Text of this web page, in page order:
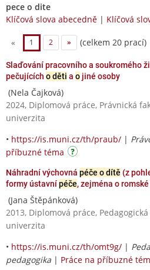
pece o dite
Klíčová slova abecedně | Klíčová
« 1 2 » (celkem 20 prací)
Slaďování pracovního a soukromého
pečujících o děti a o jiné osoby
(Nela Čajková)
2024, Diplomová práce, Právnická
univerzita
• https://is.muni.cz/th/praub/ |
příbuzné téma
Náhradní výchovná péče o dítě (z
formy ústavnípéče, zejména o
(Jana Štěpánková)
2013, Diplomová práce,
univerzita
• https://is.muni.cz/th/omt9g/ |
pedagogika | Práce na příbuzné